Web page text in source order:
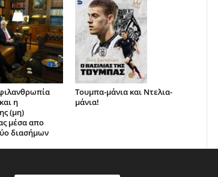
η
(μη)
μέσα απο
διασήμων
Τουμπα-μάνια και Ντελια-
μάνια!